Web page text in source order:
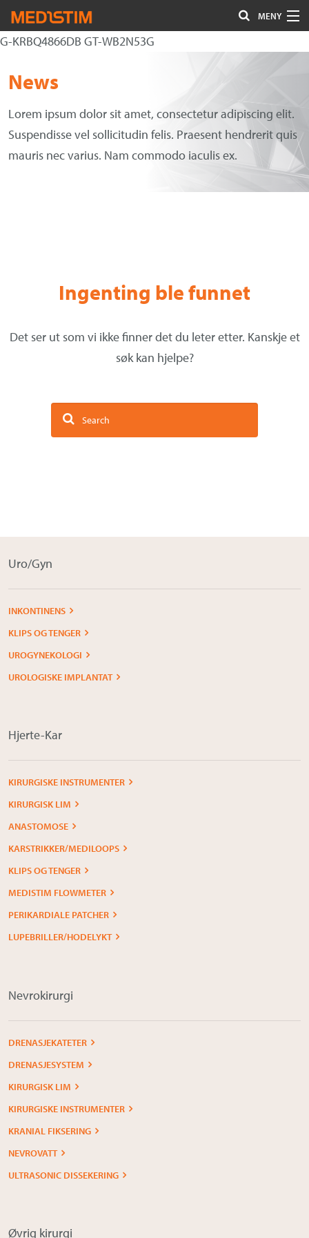
G-KRBQ4866DB GT-WB2N53G
MENY
Hjerte-Kar
Nevrokirurgi
Gastro
skrift
News
Lorem ipsum dolor sit amet, consectetur adipiscing elit.
Suspendisse vel sollicitudin felis. Praesent hendrerit quis
mauris nec varius. Nam commodo iaculis ex.
Ingenting ble funnet
Det ser ut som vi ikke finner det du leter etter. Kanskje et
søk kan hjelpe?
Uro/Gyn
INKONTINENS
KLIPS OG TENGER
UROGYNEKOLOGI
UROLOGISKE IMPLANTAT
Hjerte-Kar
KIRURGISKE INSTRUMENTER
KIRURGISK LIM
ANASTOMOSE
KARSTRIKKER/MEDILOOPS
KLIPS OG TENGER
MEDISTIM FLOWMETER
PERIKARDIALE PATCHER
LUPEBRILLER/HODELYKT
Nevrokirurgi
DRENASJEKATETER
DRENASJESYSTEM
KIRURGISK LIM
KIRURGISKE INSTRUMENTER
KRANIAL FIKSERING
NEVROVATT
ULTRASONIC DISSEKERING
Øvrig kirurgi